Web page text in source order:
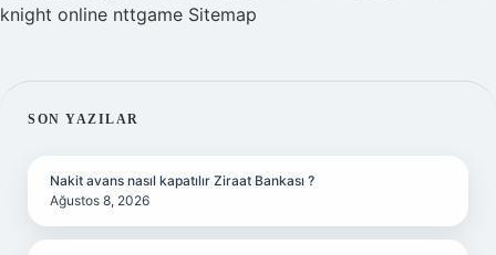
knight online nttgame Sitemap
SIDEBAR
SON YAZILAR
Nakit avans nasıl kapatılır Ziraat Bankası ?
Ağustos 8, 2026